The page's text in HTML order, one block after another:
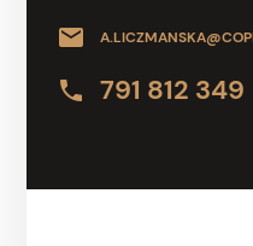
791 812 349